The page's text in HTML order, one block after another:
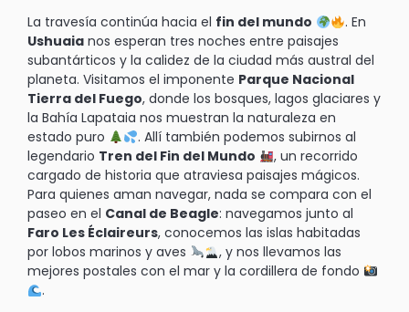
La travesía continúa hacia el fin del mundo
. En
Ushuaia nos esperan tres noches entre paisajes
subantárticos y la calidez de la ciudad más austral del
planeta. Visitamos el imponente Parque Nacional
Tierra del Fuego, donde los bosques, lagos glaciares y
la Bahía Lapataia nos muestran la naturaleza en
estado puro
. Allí también podemos subirnos al
legendario Tren del Fin del Mundo
, un recorrido
cargado de historia que atraviesa paisajes mágicos.
Para quienes aman navegar, nada se compara con el
paseo en el Canal de Beagle: navegamos junto al
Faro Les Éclaireurs, conocemos las islas habitadas
por lobos marinos y aves
, y nos llevamos las
mejores postales con el mar y la cordillera de fondo
.